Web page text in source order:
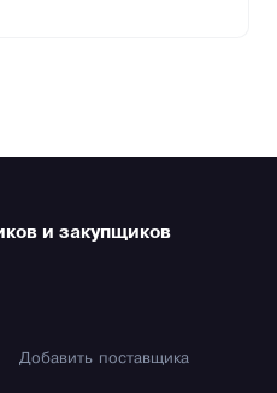
и закупщиков
Добавить поставщика